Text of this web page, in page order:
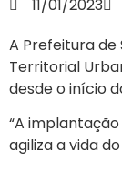
11/01/2023
A Prefeitura
Territorial
desde o início
“A
agiliza a vida